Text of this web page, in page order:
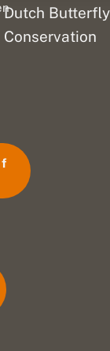
Dutch Butterfly
Conservation